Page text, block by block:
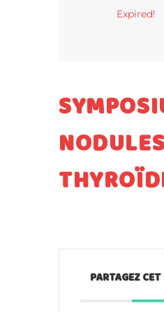
Expired!
NODULES
PARTAGEZ